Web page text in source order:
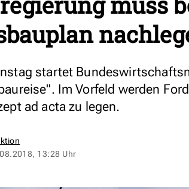
startet
Im Vorfeld werden
ad acta zu legen.
13:28 Uhr